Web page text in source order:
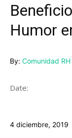
Humor
By: Comunidad RH
Date:
4 diciembre, 2019